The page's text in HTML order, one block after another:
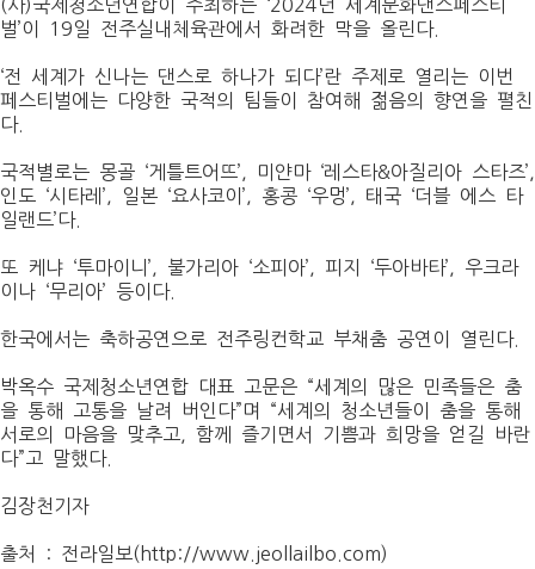
벌’이 19일 전주실내체육관에서 화려한 막을 올린다.
‘전 세계가 신나는 댄스로 하나가 되다’란 주제로 열리는 이번
페스티벌에는 다양한 국적의 팀들이 참여해 젊음의 향연을 펼친
다.
국적별로는 몽골 ‘게틀트어뜨’, 미얀마 ‘레스타&아질리아 스타즈’,
인도 ‘시타레’, 일본 ‘요사코이’, 홍콩 ‘우멍’, 태국 ‘더블 에스 타
일랜드’다.
또 케냐 ‘투마이니’, 불가리아 ‘소피아’, 피지 ‘두아바타’, 우크라
이나 ‘무리아’ 등이다.
한국에서는 축하공연으로 전주링컨학교 부채춤 공연이 열린다.
박옥수 국제청소년연합 대표 고문은 “세계의 많은 민족들은 춤
을 통해 고통을 날려 버인다”며 “세계의 청소년들이 춤을 통해
서로의 마음을 맞추고, 함께 즐기면서 기쁨과 희망을 얻길 바란
다”고 말했다.
김장천기자
출처 : 전라일보(http://www.jeollailbo.com)